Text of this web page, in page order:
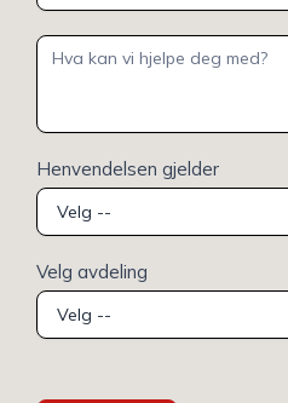
Henvendelsen gjelder
Velg avdeling